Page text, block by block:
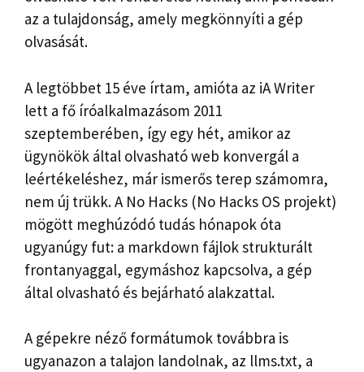
az a tulajdonság, amely megkönnyíti a gép
olvasását.
A legtöbbet 15 éve írtam, amióta az iA Writer
lett a fő íróalkalmazásom 2011
szeptemberében, így egy hét, amikor az
ügynökök által olvasható web konvergál a
leértékeléshez, már ismerős terep számomra,
nem új trükk. A No Hacks (No Hacks OS projekt)
mögött meghúzódó tudás hónapok óta
ugyanúgy fut: a markdown fájlok strukturált
frontanyaggal, egymáshoz kapcsolva, a gép
által olvasható és bejárható alakzattal.
A gépekre néző formátumok továbbra is
ugyanazon a talajon landolnak, az llms.txt, a